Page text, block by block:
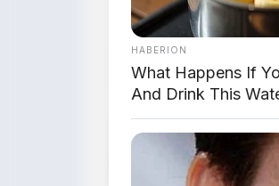
SUV 1.500 TOPS
HABERION
What Happens If
And Drink This